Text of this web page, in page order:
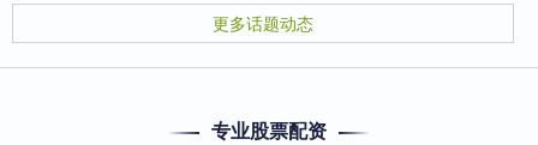
更多话题动态
专业股票配资